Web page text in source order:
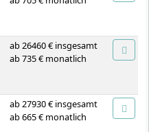
ab 26460 € insgesamt
ab 735 € monatlich
ab 27930 € insgesamt
ab 665 € monatlich